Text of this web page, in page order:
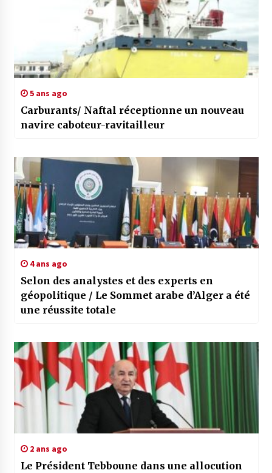
5 ans ago
Carburants/ Naftal réceptionne un nouveau
navire caboteur-ravitailleur
4 ans ago
Selon des analystes et des experts en
géopolitique / Le Sommet arabe d’Alger a été
une réussite totale
2 ans ago
Le Président Tebboune dans une allocution